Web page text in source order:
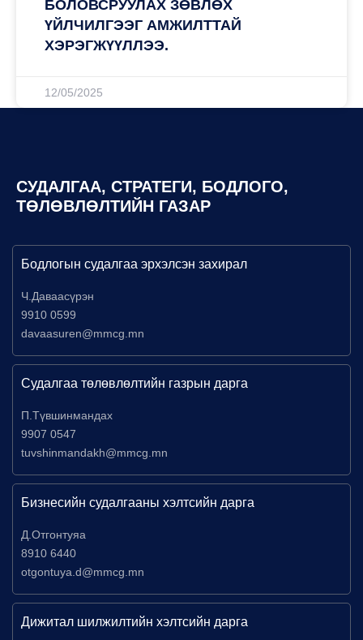
БОЛОВСРУУЛАХ ЗӨВЛӨХ
ҮЙЛЧИЛГЭЭГ АМЖИЛТТАЙ
ХЭРЭГЖҮҮЛЛЭЭ.
12/05/2025
СУДАЛГАА, СТРАТЕГИ, БОДЛОГО,
ТӨЛӨВЛӨЛТИЙН ГАЗАР
Бодлогын судалгаа эрхэлсэн захирал
Ч.Даваасүрэн
9910 0599
davaasuren@mmcg.mn
Судалгаа төлөвлөлтийн газрын дарга
П.Түвшинмандах
9907 0547
tuvshinmandakh@mmcg.mn
Бизнесийн судалгааны хэлтсийн дарга
Д.Отгонтуяа
8910 6440
otgontuya.d@mmcg.mn
Дижитал шилжилтийн хэлтсийн дарга